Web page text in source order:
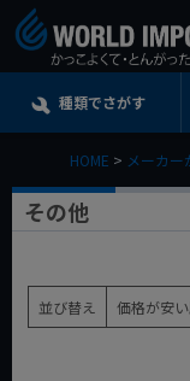
種類でさがす
HOME メーカ
その他
並び替え 価格が安